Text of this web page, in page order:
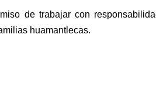
de trabajar con
huamantlecas.